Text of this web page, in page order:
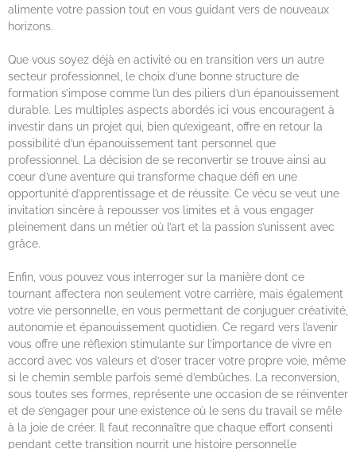
alimente votre passion tout en vous guidant vers de nouveaux
horizons.
Que vous soyez déjà en activité ou en transition vers un autre
secteur professionnel, le choix d’une bonne structure de
formation s’impose comme l’un des piliers d’un épanouissement
durable. Les multiples aspects abordés ici vous encouragent à
investir dans un projet qui, bien qu’exigeant, offre en retour la
possibilité d’un épanouissement tant personnel que
professionnel. La décision de se reconvertir se trouve ainsi au
cœur d’une aventure qui transforme chaque défi en une
opportunité d’apprentissage et de réussite. Ce vécu se veut une
invitation sincère à repousser vos limites et à vous engager
pleinement dans un métier où l’art et la passion s’unissent avec
grâce.
Enfin, vous pouvez vous interroger sur la manière dont ce
tournant affectera non seulement votre carrière, mais également
votre vie personnelle, en vous permettant de conjuguer créativité,
autonomie et épanouissement quotidien. Ce regard vers l’avenir
vous offre une réflexion stimulante sur l’importance de vivre en
accord avec vos valeurs et d’oser tracer votre propre voie, même
si le chemin semble parfois semé d’embûches. La reconversion,
sous toutes ses formes, représente une occasion de se réinventer
et de s’engager pour une existence où le sens du travail se mêle
à la joie de créer. Il faut reconnaître que chaque effort consenti
pendant cette transition nourrit une histoire personnelle